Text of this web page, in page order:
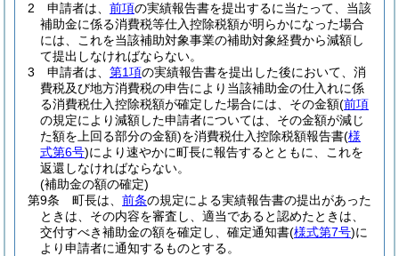
2
申請者は、 前項の実績報告書を提出するに当たって、当該
補助金に係る消費税等仕入控除税額が明らかになった場合
には、これを当該補助対象事業の補助対象経費から減額し
て提出しなければならない。
3
申請者は、 第1項の実績報告書を提出した後において、消
費税及び地方消費税の申告により当該補助金の仕入れに係
る消費税仕入控除税額が確定した場合には、その金額(前項
の規定により減額した申請者については、その金額が減じ
た額を上回る部分の金額)を消費税仕入控除税額報告書(様
式第6号)により速やかに町長に報告するとともに、これを
返還しなければならない。
(補助金の額の確定)
第9条
町長は、 前条の規定による実績報告書の提出があった
ときは、その内容を審査し、適当であると認めたときは、
交付すべき補助金の額を確定し、確定通知書(様式第7号)に
より申請者に通知するものとする。